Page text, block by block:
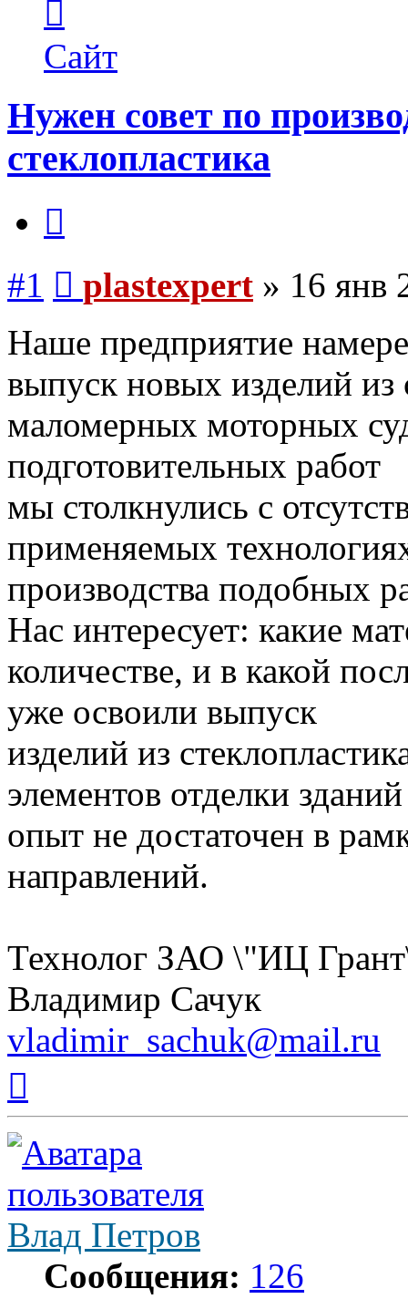
пользователя
plastexpert
Сайт
Нужен совет по
стеклопластика
#1 plastexpert » 16 янв
Наше предприятие
выпуск новых изделий из
маломерных моторных
подготовительных работ
мы столкнулись с
применяемых
производства подобных
Нас интересует: какие
количестве, и в какой
уже освоили выпуск
изделий из
элементов отделки
опыт не достаточен в
направлений.
Технолог ЗАО \"ИЦ
Владимир Сачук
vladimir_sachuk@mail.ru
началу
Влад Петров
Сообщения: 126